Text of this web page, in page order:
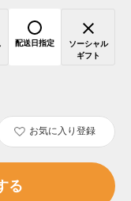
配送日指定
ソーシャル
ギフト
お気に入り登録